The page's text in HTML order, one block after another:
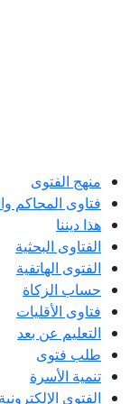
منهج الفتوى
فتاوى المحاكم
هذا ديننا
الفتاوى البحثية
الفتوى الهاتفية
حساب الزكاة
فتاوى الأقليات
التعليم عن بعد
طلب فتوى
تنمية الأسرة
الفتوى الإلكترونية